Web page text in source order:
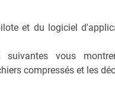
et du logiciel
suivantes vous
compressés et les